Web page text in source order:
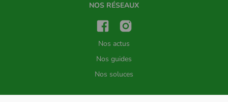
NOS RÉSEAUX
Nos actus
Nos guides
Nos soluces